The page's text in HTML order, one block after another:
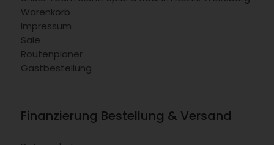
Warenkorb
Impressum
Sale
Routenplaner
Gastbestellung
Finanzierung Bestellung & Versand